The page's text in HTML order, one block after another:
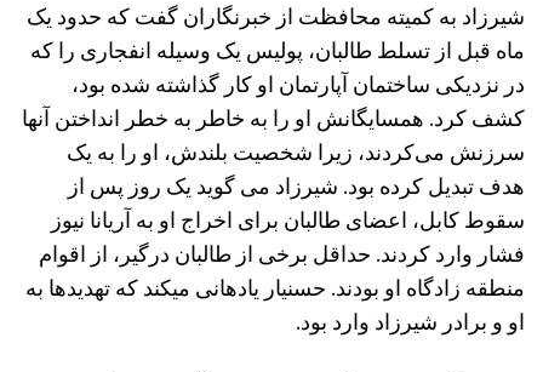
شیرزاد به کمیته محافظت از خبرنگاران گفت که حدود یک
ماه قبل از تسلط طالبان، پولیس یک وسیله انفجاری را که
در نزدیکی ساختمان آپارتمان او کار گذاشته شده بود،
کشف کرد. همسایگانش او را به خاطر به خطر انداختن آنها
سرزنش می‌کردند، زیرا شخصیت بلندش، او را به یک
هدف تبدیل کرده بود. شیرزاد می گوید یک روز پس از
سقوط کابل، اعضای طالبان برای اخراج او به آریانا نیوز
فشار وارد کردند. حداقل برخی از طالبان درگیر، از اقوام
منطقه زادگاه او بودند. حسنیار یادهانی میکند که تهدیدها به
او و برادر شیرزاد وارد بود.